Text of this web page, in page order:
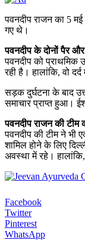
पवनदीप राजन का 5
गए थे।
पवनदीप के दोनों पैर
पवनदीप को प्राथमिक
रही है। हालांकि, वो
सड़क दुर्घटना के बाद
समाचार प्राप्त हुआ।
पवनदीप राजन की टीम
पवनदीप की टीम ने भी
शामिल होने के लिए
अवस्था में रहे।
Facebook
Twitter
Pinterest
WhatsApp